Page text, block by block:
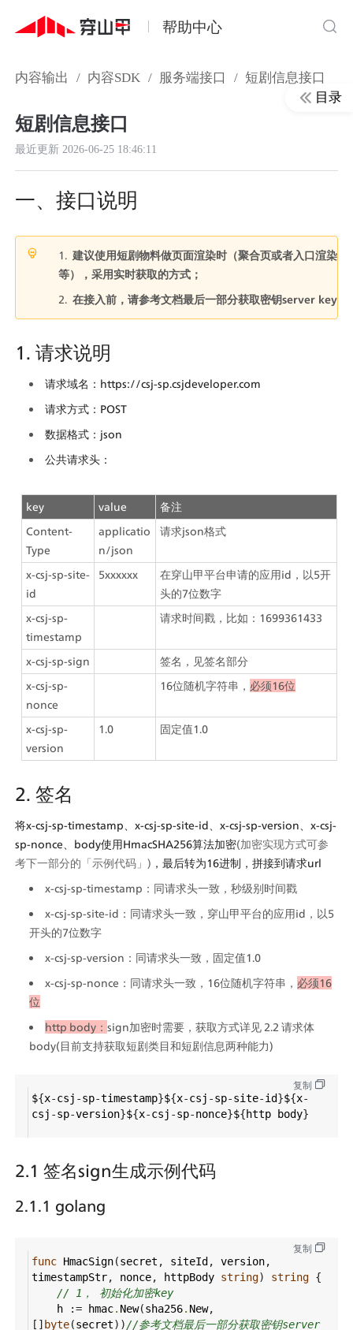
帮助中心
内容输出 / 内容SDK / 服务端接口 / 短剧信息接口
短剧信息接口
最近更新 2026-06-25 18:46:11
一、接口说明
建议使用短剧物料做页面渲染时（聚合页或者入口渲染
等），采用实时获取的方式；
在接入前，请参考文档最后一部分获取密钥server key
1. 请求说明
请求域名：https://csj-sp.csjdeveloper.com
请求方式：POST
数据格式：json
公共请求头：
key value
备注
Content-
Type
applicatio
n/json
请求json格式
x-csj-sp-site-
id
5xxxxxx
在穿山甲平台申请的应用id，以5开
头的7位数字
x-csj-sp-
timestamp
请求时间戳，比如：1699361433
x-csj-sp-sign
签名，见签名部分
x-csj-sp-
nonce
16位随机字符串， 必须16位
x-csj-sp-
version
1.0 固定值1.0
2. 签名
将x-csj-sp-timestamp、x-csj-sp-site-id、x-csj-sp-version、x-csj-
sp-nonce、body使用HmacSHA256算法加密(加密实现方式可参
考下一部分的「示例代码」) ，最后转为16进制，拼接到请求url
x-csj-sp-timestamp：同请求头一致，秒级别时间戳
x-csj-sp-site-id：同请求头一致，穿山甲平台的应用id，以5
开头的7位数字
x-csj-sp-version：同请求头一致，固定值1.0
x-csj-sp-nonce：同请求头一致，16位随机字符串， 必须16
位
http body： sign加密时需要，获取方式详见 2.2 请求体
body(目前支持获取短剧类目和短剧信息两种能力)
复制
${x-csj -sp-timestamp}${x-csj -sp-site-id}${x-
csj -sp-version}${x-csj -sp-nonce}${http body}
2.1 签名sign生成示例代码
2.1.1 golang
复制
func HmacSign(secret , siteId , version
timestampStr, nonce, httpBody string) string {
// 1， 初始化加密key
h := hmac. New(sha256. New,
[] byte(secret))//参考文档最后一部分获取密钥server
目录